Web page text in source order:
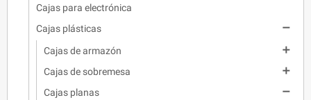
Cajas para electrónica
Cajas plásticas

Cajas de armazón

Cajas de sobremesa

Cajas planas
